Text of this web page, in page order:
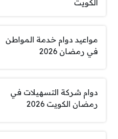
الكويت
مواعيد دوام خدمة المواطن
في رمضان 2026
دوام شركة التسهيلات في
رمضان الكويت 2026